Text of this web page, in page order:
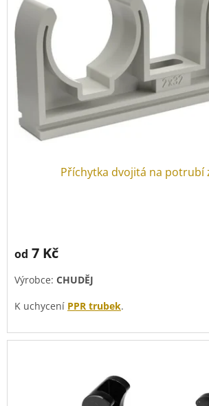
Příchytka dvojitá na potrubí
od 7 Kč
Výrobce: CHUDĚJ
K uchycení PPR trubek.